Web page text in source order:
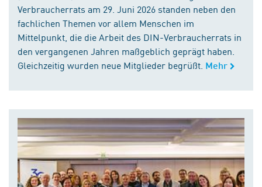
Verbraucherrats am 29. Juni 2026 standen neben den
fachlichen Themen vor allem Menschen im
Mittelpunkt, die die Arbeit des DIN-Verbraucherrats in
den vergangenen Jahren maßgeblich geprägt haben.
Gleichzeitig wurden neue Mitglieder begrüßt. Mehr